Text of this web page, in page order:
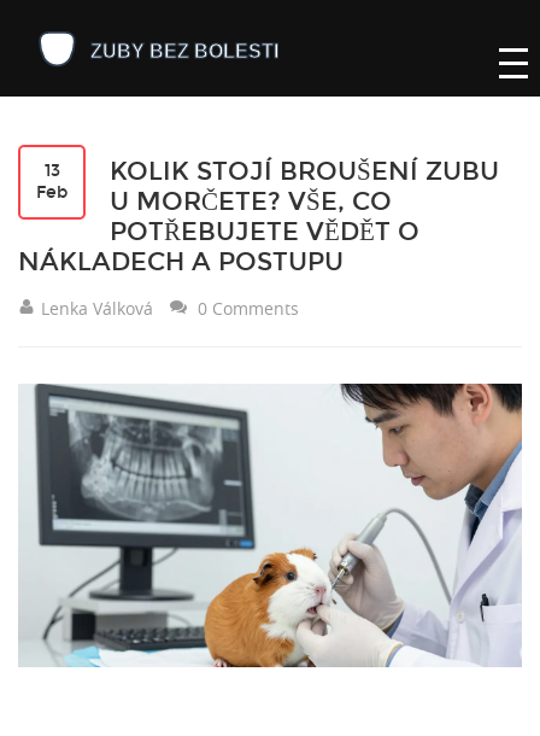
13
Feb
KOLIK STOJÍ BROUŠENÍ ZUBU
U MORČETE? VŠE, CO
POTŘEBUJETE VĚDĚT O
NÁKLADECH A POSTUPU
Lenka Válková 0 Comments